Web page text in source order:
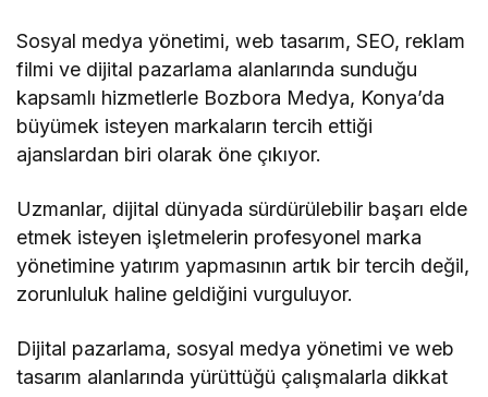
Sosyal medya yönetimi, web tasarım, SEO, reklam
filmi ve dijital pazarlama alanlarında sunduğu
kapsamlı hizmetlerle Bozbora Medya, Konya’da
büyümek isteyen markaların tercih ettiği
ajanslardan biri olarak öne çıkıyor.
Uzmanlar, dijital dünyada sürdürülebilir başarı elde
etmek isteyen işletmelerin profesyonel marka
yönetimine yatırım yapmasının artık bir tercih değil,
zorunluluk haline geldiğini vurguluyor.
Dijital pazarlama, sosyal medya yönetimi ve web
tasarım alanlarında yürüttüğü çalışmalarla dikkat